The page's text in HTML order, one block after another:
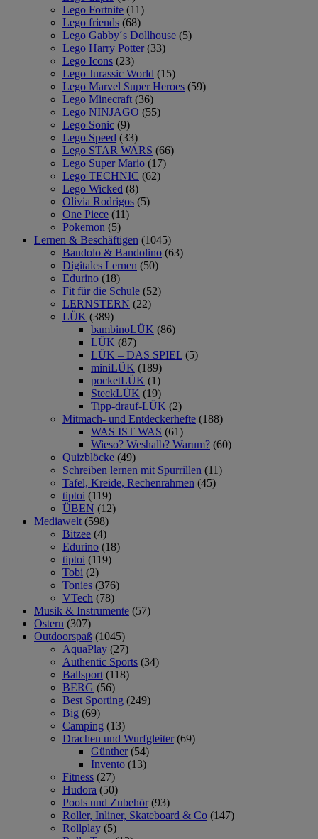
Lego Fortnite (11)
Lego friends (68)
Lego Gabby´s Dollhouse (5)
Lego Harry Potter (33)
Lego Icons (23)
Lego Jurassic World (15)
Lego Marvel Super Heroes (59)
Lego Minecraft (36)
Lego NINJAGO (55)
Lego Sonic (9)
Lego Speed (33)
Lego STAR WARS (66)
Lego Super Mario (17)
Lego TECHNIC (62)
Lego Wicked (8)
Olivia Rodrigos (5)
One Piece (11)
Pokemon (5)
Lernen & Beschäftigen (1045)
Bandolo & Bandolino (63)
Digitales Lernen (50)
Edurino (18)
Fit für die Schule (52)
LERNSTERN (22)
LÜK (389)
bambinoLÜK (86)
LÜK (87)
LÜK – DAS SPIEL (5)
miniLÜK (189)
pocketLÜK (1)
SteckLÜK (19)
Tipp-drauf-LÜK (2)
Mitmach- und Entdeckerhefte (188)
WAS IST WAS (61)
Wieso? Weshalb? Warum? (60)
Quizblöcke (49)
Schreiben lernen mit Spurrillen (11)
Tafel, Kreide, Rechenrahmen (45)
tiptoi (119)
ÜBEN (12)
Mediawelt (598)
Bitzee (4)
Edurino (18)
tiptoi (119)
Tobi (2)
Tonies (376)
VTech (78)
Musik & Instrumente (57)
Ostern (307)
Outdoorspaß (1045)
AquaPlay (27)
Authentic Sports (34)
Ballsport (118)
BERG (56)
Best Sporting (249)
Big (69)
Camping (13)
Drachen und Wurfgleiter (69)
Günther (54)
Invento (13)
Fitness (27)
Hudora (50)
Pools und Zubehör (93)
Roller, Inliner, Skateboard & Co (147)
Rollplay (5)